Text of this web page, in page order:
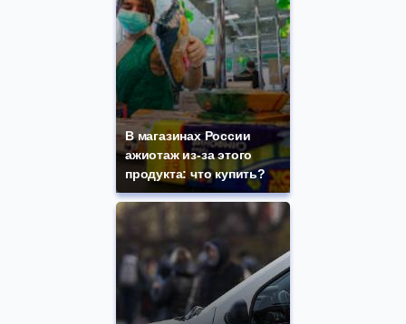
В магазинах России
ажиотаж из-за этого
продукта: что купить?